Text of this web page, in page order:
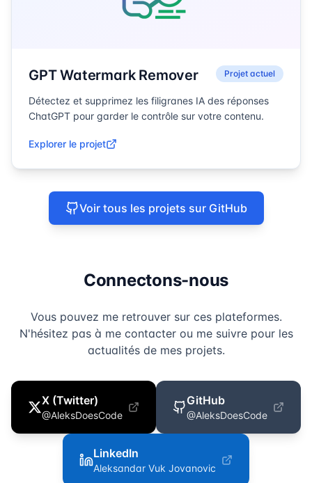
GPT Watermark Remover Projet actuel
Détectez et supprimez les filigranes IA des réponses
ChatGPT pour garder le contrôle sur votre contenu.
Explorer le projet
Voir tous les projets sur GitHub
Connectons-nous
Vous pouvez me retrouver sur ces plateformes.
N'hésitez pas à me contacter ou me suivre pour les
actualités de mes projets.
X (Twitter)
@AleksDoesCode
GitHub
@AleksDoesCode
LinkedIn
Aleksandar Vuk Jovanovic